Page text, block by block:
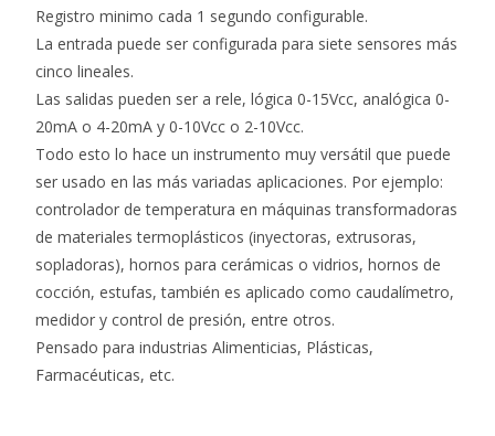
Registro minimo cada 1 segundo configurable.
La entrada puede ser configurada para siete sensores más
cinco lineales.
Las salidas pueden ser a rele, lógica 0-15Vcc, analógica 0-
20mA o 4-20mA y 0-10Vcc o 2-10Vcc.
Todo esto lo hace un instrumento muy versátil que puede
ser usado en las más variadas aplicaciones. Por ejemplo:
controlador de temperatura en máquinas transformadoras
de materiales termoplásticos (inyectoras, extrusoras,
sopladoras), hornos para cerámicas o vidrios, hornos de
cocción, estufas, también es aplicado como caudalímetro,
medidor y control de presión, entre otros.
Pensado para industrias Alimenticias, Plásticas,
Farmacéuticas, etc.